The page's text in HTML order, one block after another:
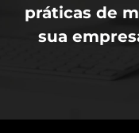
práticas de
sua